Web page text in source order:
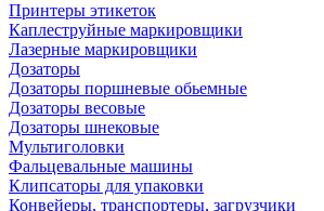
Принтеры этикеток
Каплеструйные маркировщики
Лазерные маркировщики
Дозаторы
Дозаторы поршневые обьемные
Дозаторы весовые
Дозаторы шнековые
Мультиголовки
Фальцевальные машины
Клипсаторы для упаковки
Конвейеры, транспортеры, загрузчики